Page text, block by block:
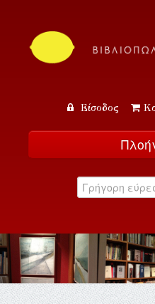
Είσοδος
Κατάλογος
Εκδηλώσεις
Επικοινωνία